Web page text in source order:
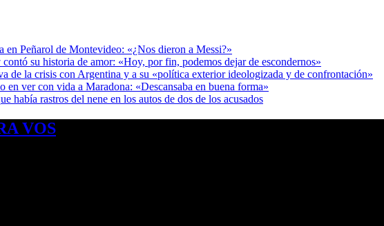
Peñarol de Montevideo: «¿Nos dieron a Messi?»
su historia de amor: «Hoy, por fin, podemos dejar de escondernos»
de la crisis con Argentina y a su «política exterior ideologizada y de confrontación»
ver con vida a Maradona: «Descansaba en buena forma»
había rastros del nene en los autos de dos de los acusados
VOS